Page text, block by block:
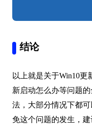
结论
以上就是关于Win10更
新启动怎么办等问题
法，大部分情况下都
免这个问题的发生，